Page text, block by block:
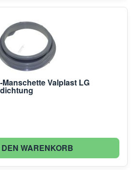
Valplast LG
DEN WARENKORB